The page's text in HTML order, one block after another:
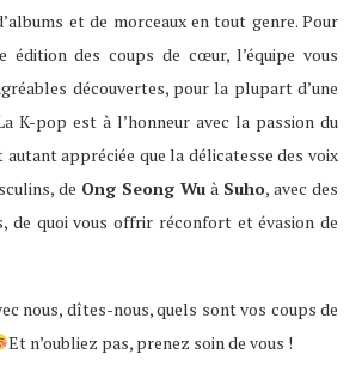
et de morceaux en tout genre. Pour
édition des coups de cœur, l’équipe vous
découvertes, pour la plupart d’une
K-pop est à l’honneur avec la passion du
autant appréciée que la délicatesse des voix
de Ong Seong Wu à Suho, avec des
de quoi vous offrir réconfort et évasion de
nous, dîtes-nous, quels sont vos coups de
Et n’oubliez pas, prenez soin de vous !